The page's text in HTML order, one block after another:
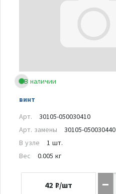
В наличии
винт
Арт.
30105-050030410
Арт. замены
30105-050030440
В узле
1 шт.
Вес
0.005 кг
42 ₽/шт